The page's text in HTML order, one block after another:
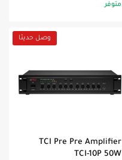
متوفر
وصل حديثا
TCI Pre Pre Amplifier
TCI-10P 50W